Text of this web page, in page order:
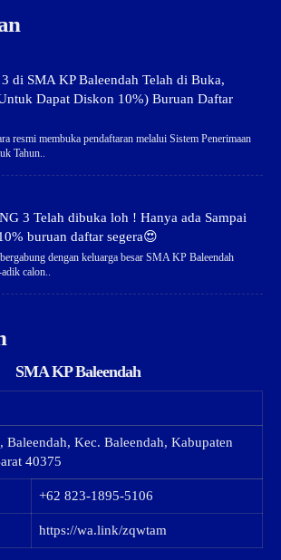
di SMA KP Baleendah Telah di Buka,
Dapat Diskon 10%) Buruan Daftar
resmi membuka pendaftaran melalui Sistem Penerimaan
Tahun..
3 Telah dibuka loh ! Hanya ada Sampai
buruan daftar segera😍
dengan keluarga besar SMA KP Baleendah
calon..
SMA KP Baleendah
Kec. Baleendah, Kabupaten
40375
+62 823-1895-5106
https://wa.link/zqwtam